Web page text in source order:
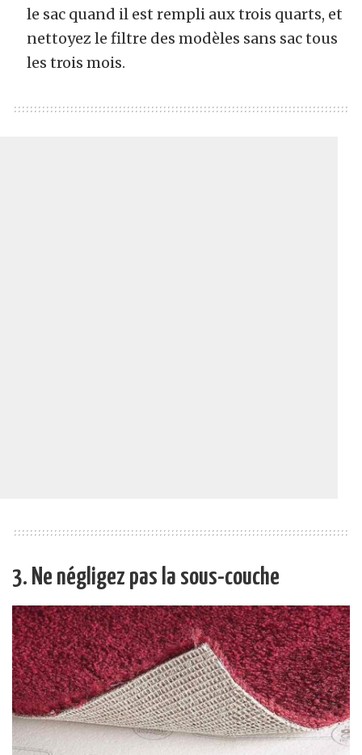
le sac quand il est rempli aux trois quarts, et
nettoyez le filtre des modèles sans sac tous
les trois mois.
3. Ne négligez pas la sous-couche